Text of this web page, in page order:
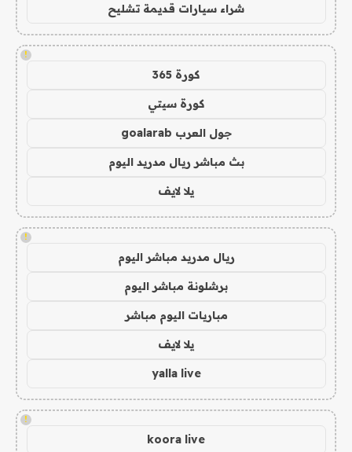
شراء سيارات قديمة تشليح
!
كورة 365
كورة سيتي
جول العرب goalarab
بث مباشر ريال مدريد اليوم
يلا لايف
!
ريال مدريد مباشر اليوم
برشلونة مباشر اليوم
مباريات اليوم مباشر
يلا لايف
yalla live
!
koora live